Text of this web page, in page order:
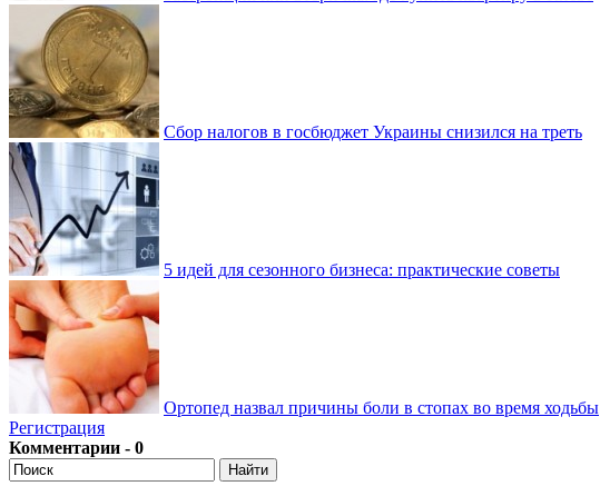
Сбор налогов в госбюджет Украины снизился на треть
5 идей для сезонного бизнеса: практические советы
Ортопед назвал причины боли в стопах во время ходьбы
Регистрация
Комментарии - 0